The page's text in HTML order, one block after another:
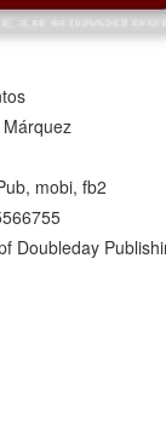
mobi, fb2
Doubleday